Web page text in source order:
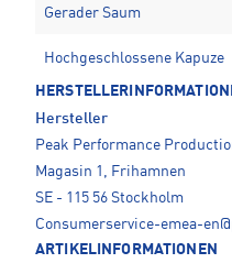
Gerader Saum
Hochgeschlossene Kapuze
Hersteller
Peak Performance
Magasin 1, Frihamnen
SE - 115 56 Stockholm
Consumerservice-emea-
ARTIKELINFORMATIONEN